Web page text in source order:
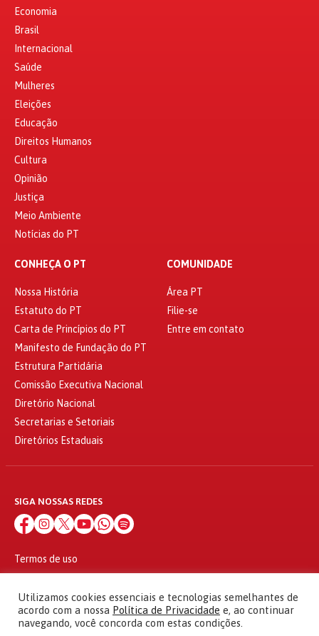
Economia
Brasil
Internacional
Saúde
Mulheres
Eleições
Educação
Direitos Humanos
Cultura
Opinião
Justiça
Meio Ambiente
Notícias do PT
CONHEÇA O PT
Nossa História
Estatuto do PT
Carta de Princípios do PT
Manifesto de Fundação do PT
Estrutura Partidária
Comissão Executiva Nacional
Diretório Nacional
Secretarias e Setoriais
Diretórios Estaduais
COMUNIDADE
Área PT
Filie-se
Entre em contato
SIGA NOSSAS REDES
Termos de uso
© 2010 - 2026
Partido dos Trabalhadores Todos os direitos reservados
Utilizamos cookies essenciais e tecnologias semelhantes de
acordo com a nossa Política de Privacidade e, ao continuar
navegando, você concorda com estas condições.